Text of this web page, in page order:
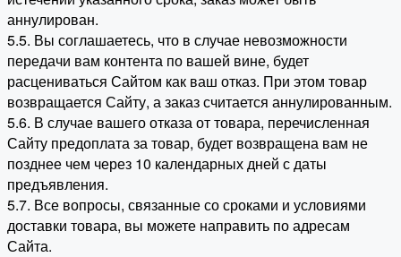
аннулирован.
5.5. Вы соглашаетесь, что в случае невозможности
передачи вам контента по вашей вине, будет
расцениваться Сайтом как ваш отказ. При этом товар
возвращается Сайту, а заказ считается аннулированным.
5.6. В случае вашего отказа от товара, перечисленная
Сайту предоплата за товар, будет возвращена вам не
позднее чем через 10 календарных дней с даты
предъявления.
5.7. Все вопросы, связанные со сроками и условиями
доставки товара, вы можете направить по адресам
Сайта.